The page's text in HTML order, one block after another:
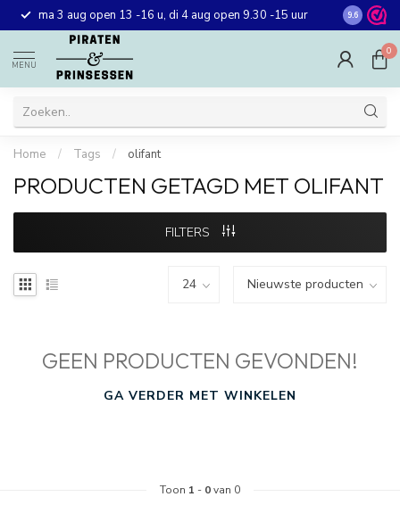
ma 3 aug open 13 -16 u, di 4 aug open 9.30 -15 uur Gratis
winkel in
9.6
MENU
0
Home / Tags / olifant
PRODUCTEN GETAGD MET OLIFANT
FILTERS
GEEN PRODUCTEN GEVONDEN!
GA VERDER MET WINKELEN
Toon 1 - 0van 0